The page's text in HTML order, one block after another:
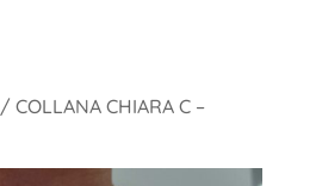
/ COLLANA CHIARA C –